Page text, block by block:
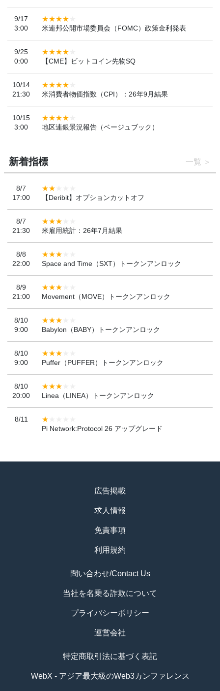
9/17
3:00
米連邦公開市場委員会（FOMC）政策金利発表
9/25
0:00
【CME】ビットコイン先物SQ
10/14
21:30
米消費者物価指数（CPI）：26年9月結果
10/15
3:00
地区連銀景況報告（ベージュブック）
新着指標 一覧
8/7
17:00
【Deribit】オプションカットオフ
8/7
21:30
米雇用統計：26年7月結果
8/8
22:00
Space and Time（SXT）トークンアンロック
8/9
21:00
Movement（MOVE）トークンアンロック
8/10
9:00
Babylon（BABY）トークンアンロック
8/10
9:00
Puffer（PUFFER）トークンアンロック
8/10
20:00
Linea（LINEA）トークンアンロック
8/11
Pi Network:Protocol 26 アップグレード
広告掲載
求人情報
免責事項
利用規約
問い合わせ/Contact Us
当社を名乗る詐欺について
プライバシーポリシー
運営会社
特定商取引法に基づく表記
WebX - アジア最大級のWeb3カンファレンス